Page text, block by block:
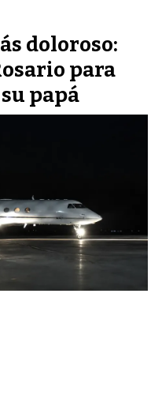
doloroso:
para
papá